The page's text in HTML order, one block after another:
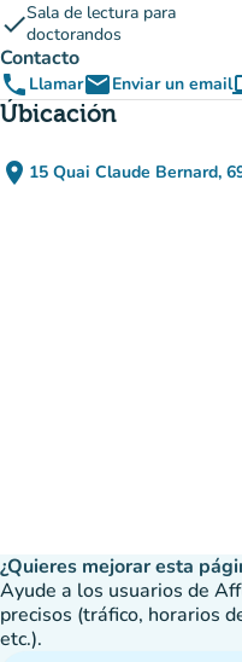
checkSala de lectura para
doctorandos
Contacto
phone LlamaremailEnviar un email
Úbicación
place 15 Quai Claude Bernard,
(abrir
¿Quieres mejorar esta
Ayude a los usuarios de
precisos (tráfico, horarios
etc.).